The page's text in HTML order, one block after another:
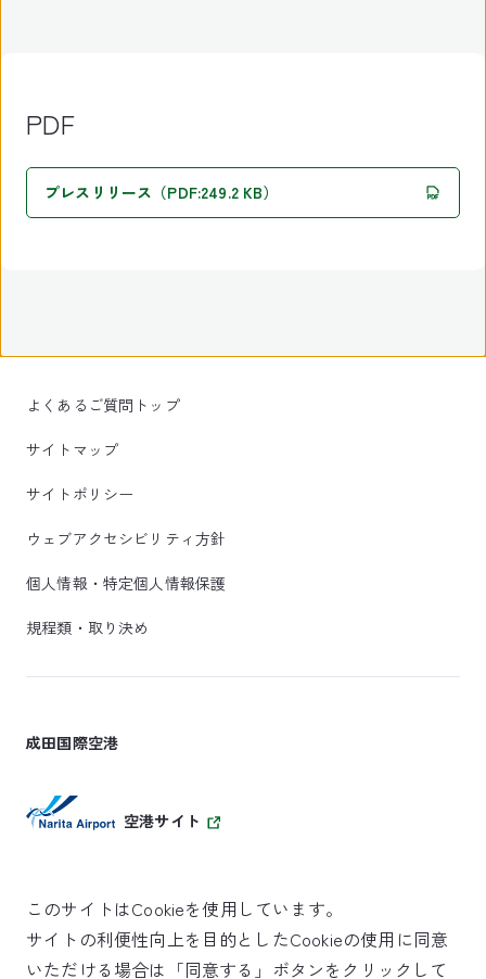
PDF
プレスリリース（PDF:249.2 KB）
よくあるご質問トップ
サイトマップ
サイトポリシー
ウェブアクセシビリティ方針
個人情報・特定個人情報保護
規程類・取り決め
成田国際空港
空港サイト
SKYTRAX
このサイトはCookieを使用しています。
サイトの利便性向上を目的としたCookieの使用に同意
いただける場合は「同意する」ボタンをクリックして